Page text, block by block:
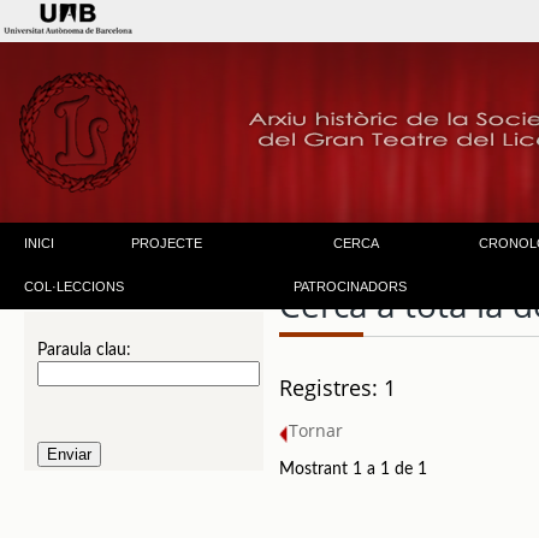
INICI PROJECTE CERCA
COL·LECCIONS PATROCINADORS
Paraula clau:
Cerca a tota la
Registres: 1
Tornar
Mostrant 1 a 1 de 1